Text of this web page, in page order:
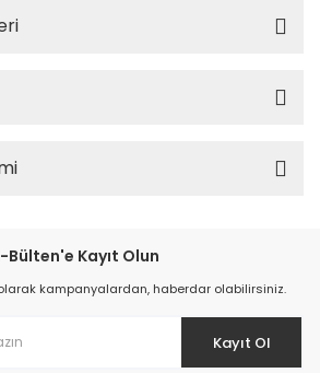
Bülten'e Kayıt Olun
kampanyalardan, haberdar olabilirsiniz.
Kayıt Ol